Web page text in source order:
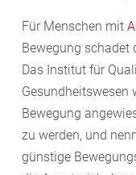
Für Menschen mit
Bewegung schadet
Das Institut für
Gesundheitswesen
Bewegung
zu werden, und
günstige